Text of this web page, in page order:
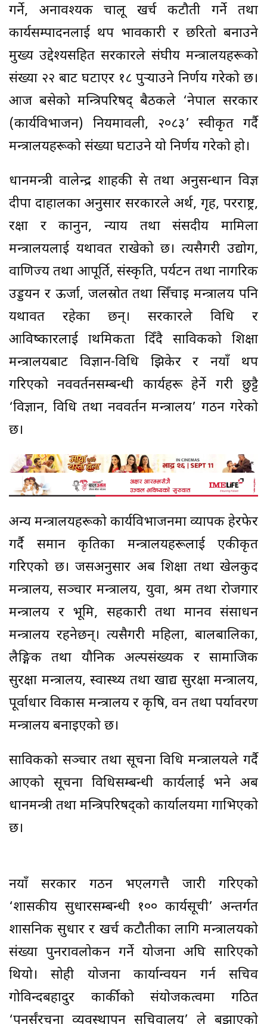
गर्ने, अनावश्यक चालू खर्च कटौती गर्ने तथा
कार्यसम्पादनलाई थप प्रभावकारी र छरितो बनाउने
मुख्य उद्देश्यसहित सरकारले संघीय मन्त्रालयहरूको
संख्या २२ बाट घटाएर १८ पुऱ्याउने निर्णय गरेको छ।
आज बसेको मन्त्रिपरिषद् बैठकले ‘नेपाल सरकार
(कार्यविभाजन) नियमावली, २०८३’ स्वीकृत गर्दै
मन्त्रालयहरूको संख्या घटाउने यो निर्णय गरेको हो।
प्रधानमन्त्री वालेन्द्र शाहकी प्रेस तथा अनुसन्धान विज्ञ
दीपा दाहालका अनुसार सरकारले अर्थ, गृह, परराष्ट्र,
रक्षा र कानुन, न्याय तथा संसदीय मामिला
मन्त्रालयलाई यथावत राखेको छ। त्यसैगरी उद्योग,
वाणिज्य तथा आपूर्ति, संस्कृति, पर्यटन तथा नागरिक
उड्डयन र ऊर्जा, जलस्रोत तथा सिँचाइ मन्त्रालय पनि
यथावत रहेका छन्। सरकारले प्रविधि र
आविष्कारलाई प्राथमिकता दिँदै साविकको शिक्षा
मन्त्रालयबाट विज्ञान-प्रविधि झिकेर र नयाँ थप
गरिएको नवप्रवर्तनसम्बन्धी कार्यहरू हेर्ने गरी छुट्टै
‘विज्ञान, प्रविधि तथा नवप्रवर्तन मन्त्रालय’ गठन गरेको
छ।
अन्य मन्त्रालयहरूको कार्यविभाजनमा व्यापक हेरफेर
गर्दै समान प्रकृतिका मन्त्रालयहरूलाई एकीकृत
गरिएको छ। जसअनुसार अब शिक्षा तथा खेलकुद
मन्त्रालय, सञ्चार मन्त्रालय, युवा, श्रम तथा रोजगार
मन्त्रालय र भूमि, सहकारी तथा मानव संसाधन
मन्त्रालय रहनेछन्। त्यसैगरी महिला, बालबालिका,
लैङ्गिक तथा यौनिक अल्पसंख्यक र सामाजिक
सुरक्षा मन्त्रालय, स्वास्थ्य तथा खाद्य सुरक्षा मन्त्रालय,
पूर्वाधार विकास मन्त्रालय र कृषि, वन तथा पर्यावरण
मन्त्रालय बनाइएको छ।
साविकको सञ्चार तथा सूचना प्रविधि मन्त्रालयले गर्दै
आएको सूचना प्रविधिसम्बन्धी कार्यलाई भने अब
प्रधानमन्त्री तथा मन्त्रिपरिषद्को कार्यालयमा गाभिएको
छ।
नयाँ सरकार गठन भएलगत्तै जारी गरिएको
‘शासकीय सुधारसम्बन्धी १०० कार्यसूची’ अन्तर्गत
प्रशासनिक सुधार र खर्च कटौतीका लागि मन्त्रालयको
संख्या पुनरावलोकन गर्ने योजना अघि सारिएको
थियो। सोही योजना कार्यान्वयन गर्न सचिव
गोविन्दबहादुर कार्कीको संयोजकत्वमा गठित